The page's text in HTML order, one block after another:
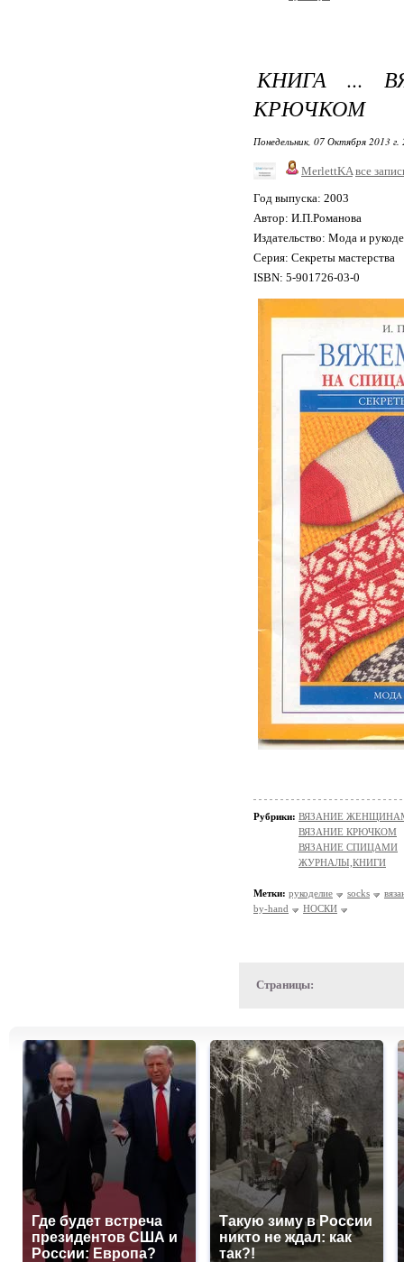
КНИГА ...
КРЮЧКОМ
Понедельник, 07 Октября 2013
MerlettKA все
Год выпуска: 2003
Автор: И.П.Романова
Издательство: Мода и
Серия: Секреты мастерства
ISBN: 5-901726-03-0
Рубрики: ВЯЗАНИЕ ЖЕНЩИНАМ/
ВЯЗАНИЕ КРЮЧКОМ
ВЯЗАНИЕ СПИЦАМИ
ЖУРНАЛЫ,КНИГИ
Метки: рукоделие socks
by-hand
НОСКИ
Страницы:
Где будет встреча
президентов США и
России: Европа?
Такую зиму в России
никто не ждал: как
так?!